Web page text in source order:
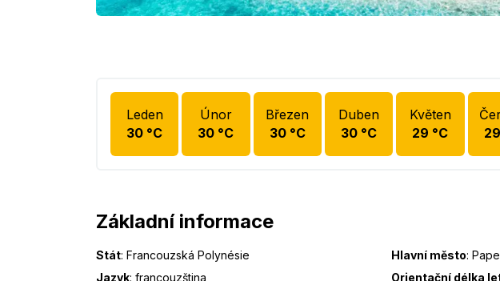
Leden
30 °C
Únor
30 °C
Březen
30°C
Duben
30 °C
Květen
29 °C
29
Základní informace
Stát: Francouzská Polynésie Hlavní město:
Jazyk: francouzština Orientační délka